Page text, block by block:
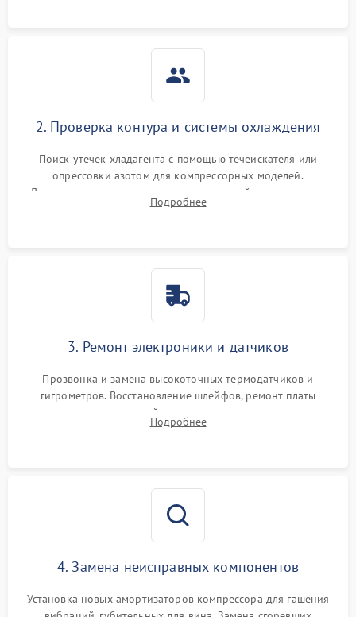
2. Проверка контура и системы охлаждения
Поиск утечек хладагента с помощью течеискателя или
опрессовки азотом для компрессорных моделей.
Диагностика термоэлектрических модулей, радиаторов и
кулеров на предмет перегрева или выхода из строя.
Подробнее
3. Ремонт электроники и датчиков
Прозвонка и замена высокоточных термодатчиков и
гигрометров. Восстановление шлейфов, ремонт платы
управления, отвечающей за поддержание микроклимата.
Проверка систем защиты от УФ-излучения и подсветки.
Подробнее
4. Замена неисправных компонентов
Установка новых амортизаторов компрессора для гашения